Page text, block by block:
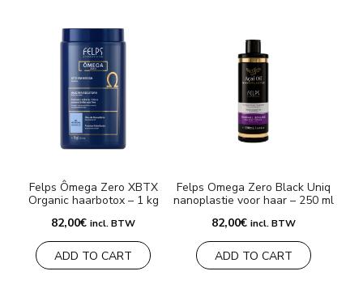
Felps Ômega Zero XBTX
Organic haarbotox – 1 kg
82,00€ incl. BTW
ADD TO CART
Felps Omega Zero Black Uniq
nanoplastie voor haar – 250 ml
82,00€ incl. BTW
ADD TO CART